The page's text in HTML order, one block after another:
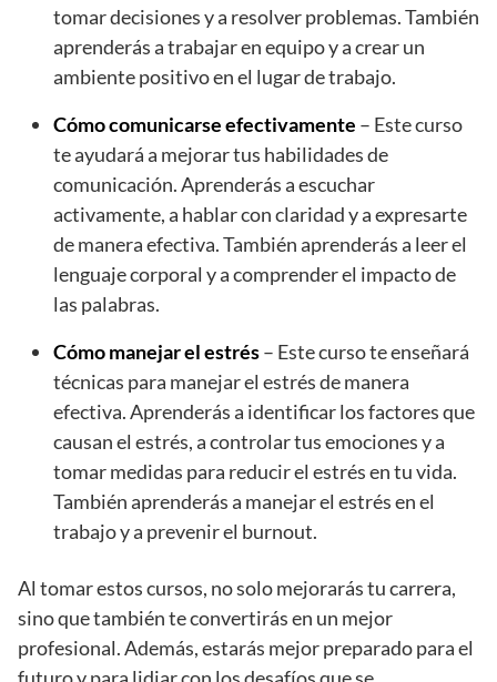
tomar decisiones y a resolver problemas. También
aprenderás a trabajar en equipo y a crear un
ambiente positivo en el lugar de trabajo.
Cómo comunicarse efectivamente – Este curso
te ayudará a mejorar tus habilidades de
comunicación. Aprenderás a escuchar
activamente, a hablar con claridad y a expresarte
de manera efectiva. También aprenderás a leer el
lenguaje corporal y a comprender el impacto de
las palabras.
Cómo manejar el estrés– Este curso te enseñará
técnicas para manejar el estrés de manera
efectiva. Aprenderás a identificar los factores que
causan el estrés, a controlar tus emociones y a
tomar medidas para reducir el estrés en tu vida.
También aprenderás a manejar el estrés en el
trabajo y a prevenir el burnout.
Al tomar estos cursos, no solo mejorarás tu carrera,
sino que también te convertirás en un mejor
profesional. Además, estarás mejor preparado para el